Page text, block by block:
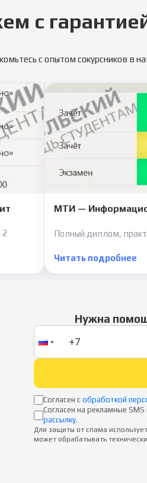
с
с опытом сокурсников в
2
МТИ —
Полный диплом,
Читать подробнее
Нужна
Согласен с обработкой
Согласен на рекламные
рассылку.
Для защиты от спама
может обрабатывать